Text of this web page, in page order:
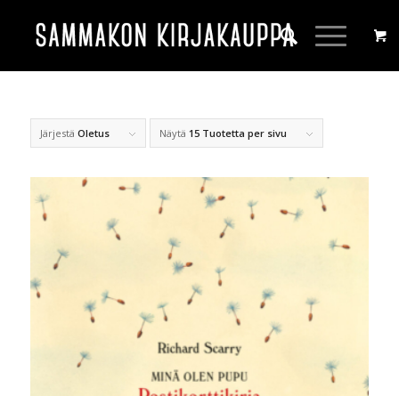
Järjestä Oletus Näytä 15 Tuotetta per sivu